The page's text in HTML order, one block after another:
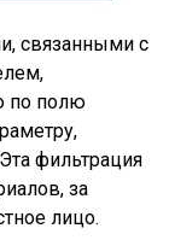
связанными с
по полю
фильтрация
за
лицо.